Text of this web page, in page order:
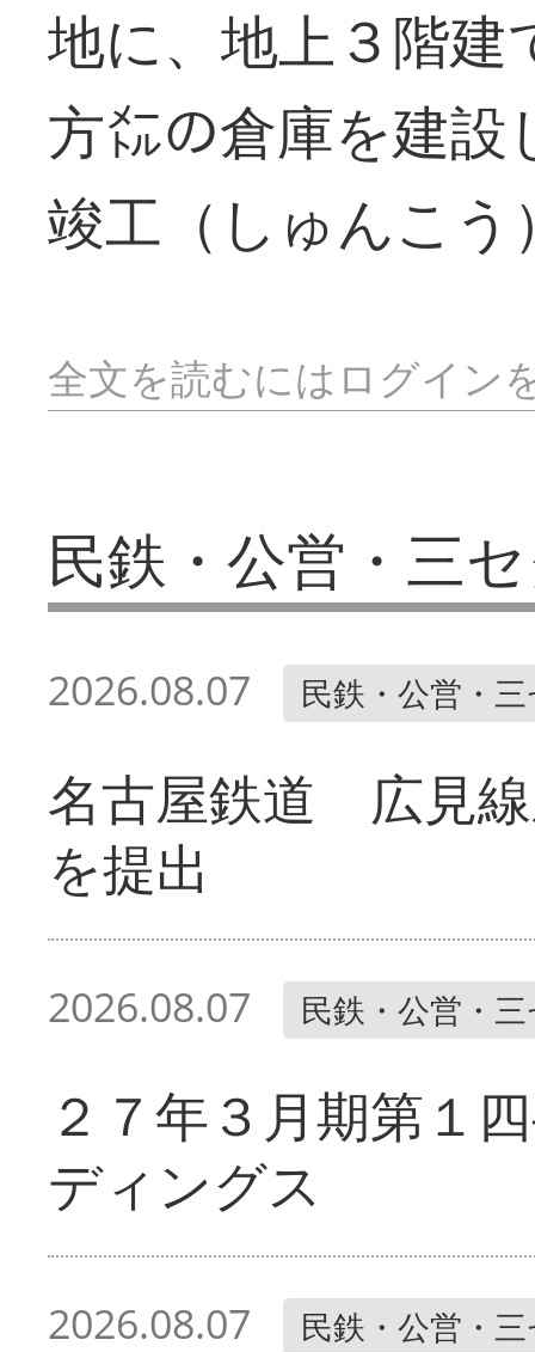
地に、地上３階建
方㍍の倉庫を建設
竣工（しゅんこう
全文を読むにはログイン
民鉄・公営・三
2026.08.07 民鉄・公営・
名古屋鉄道 広見
を提出
2026.08.07 民鉄・公営・
２７年３月期第１
ディングス
2026.08.07 民鉄・公営・